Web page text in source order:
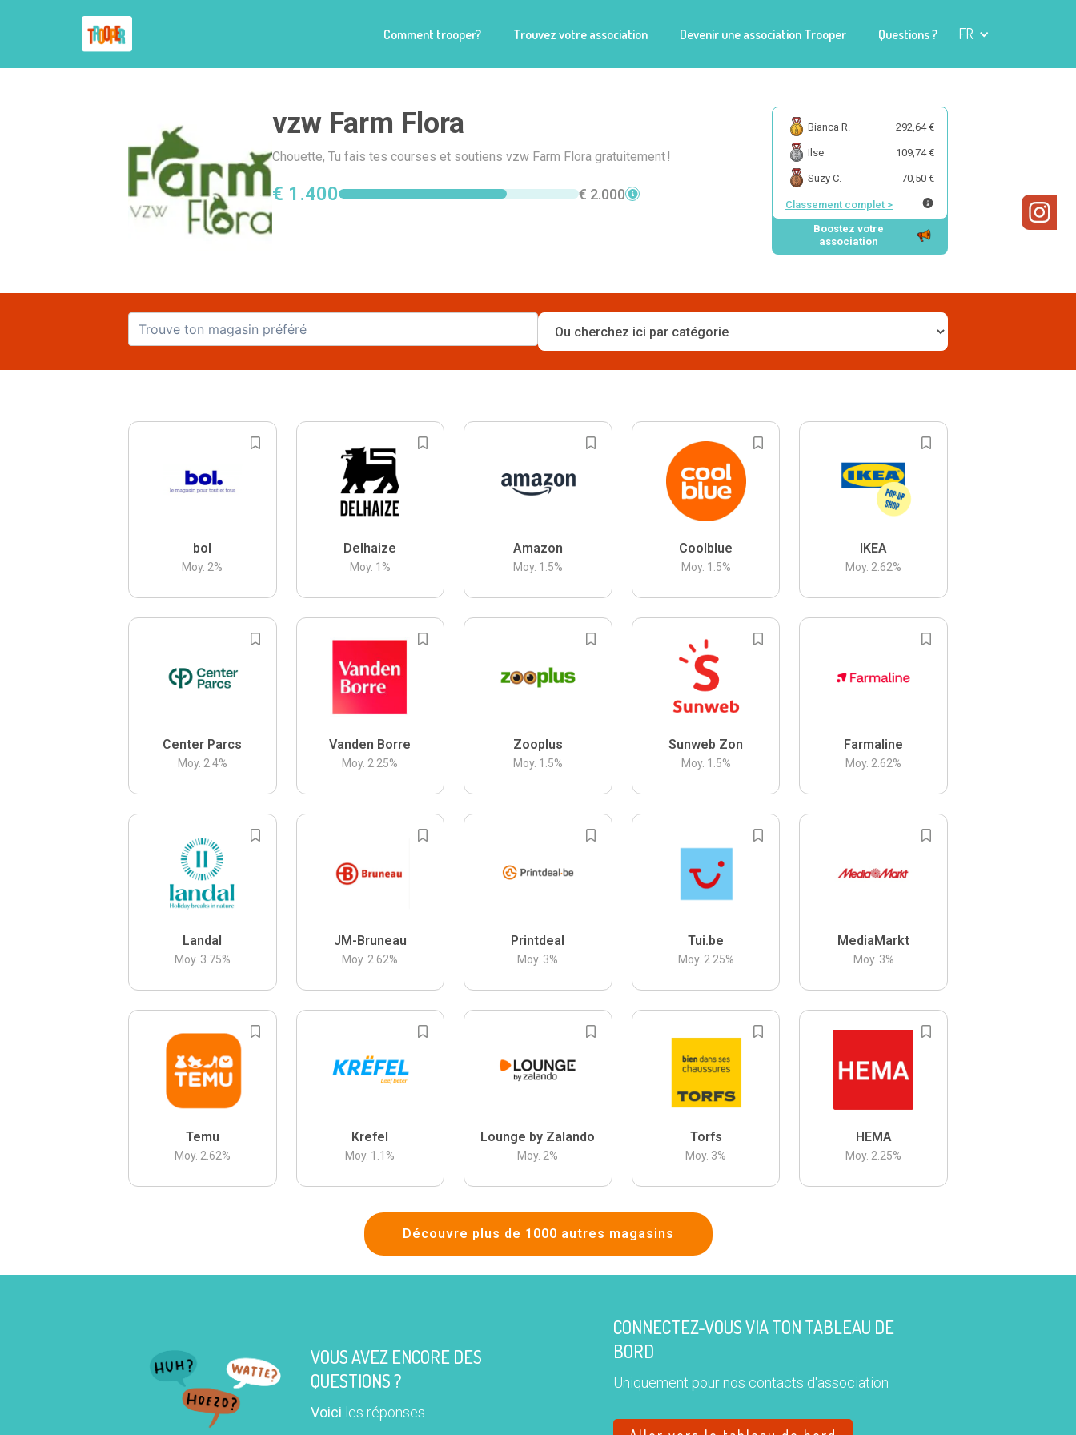
Comment trooper? Trouvez votre association Devenir une association Trooper Questions ? FR
vzw Farm Flora
Chouette, Tu fais tes courses et soutiens vzw Farm Flora gratuitement !
€ 1.400 € 2.000
Bianca R. 292,64 €
Ilse 109,74 €
Suzy C. 70,50 €
Classement complet >
Boostez votre
association
bol
Moy. 2%
Delhaize
Moy. 1 %
Amazon
Moy. 1.5%
Coolblue
Moy. 1.5%
IKEA
Moy. 2.62%
Center Parcs
Moy. 2.4%
Vanden Borre
Moy. 2.25%
Zooplus
Moy. 1.5%
Sunweb Zon
Moy. 1.5%
Farmaline
Moy. 2.62%
Landal
Moy. 3.75%
JM-Bruneau
Moy. 2.62%
Printdeal
Moy. 3%
Tui.be
Moy. 2.25%
MediaMarkt
Moy. 3%
Temu
Moy. 2.62%
Krefel
Moy. 1.1 %
Lounge by Zalando
Moy. 2%
Torfs
Moy. 3%
HEMA
Moy. 2.25%
Découvre plus de 1000 autres magasins
VOUS AVEZ ENCORE DES
QUESTIONS ?
Voici les réponses
CONNECTEZ-VOUS VIA TON TABLEAU DE
BORD
Uniquement pour nos contacts d'association